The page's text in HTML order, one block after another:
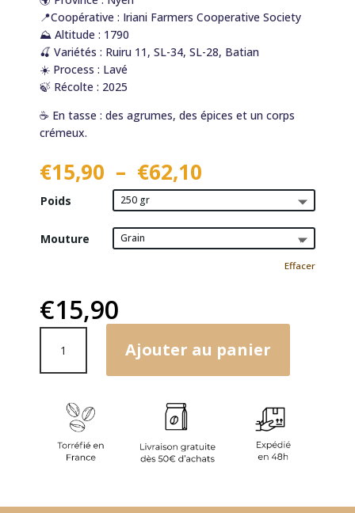
📍Coopérative : Iriani Farmers Cooperative Society
⛰️ Altitude : 1790
🍒 Variétés : Ruiru 11, SL-34, SL-28, Batian
☀️ Process : Lavé
🍃 Récolte : 2025
☕️ En tasse : des agrumes, des épices et un corps
crémeux.
€15,90 – €62,10
de
prix :
€15,90
à
Poids
Mouture
Effacer
€15,90
Kamunyaka
Kenya
Ajouter au panier